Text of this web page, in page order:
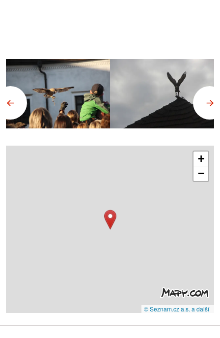
+
−
© Seznam.cz a.s. a další